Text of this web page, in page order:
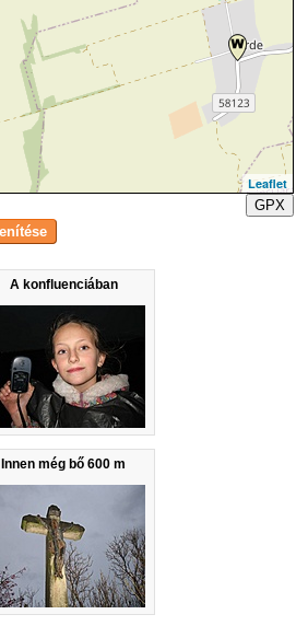
A konfluenciában
Innen még bő 600 m
Leaflet
GPX